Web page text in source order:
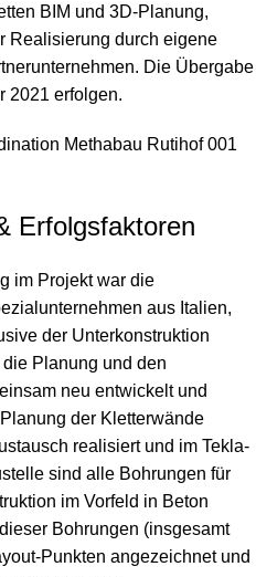
BIM und 3D-Planung,
Realisierung durch eigene
Die Übergabe
2021 erfolgen.
Erfolgsfaktoren
im Projekt war die
aus Italien,
der Unterkonstruktion
Planung und den
neu entwickelt und
der Kletterwände
realisiert und im Tekla-
sind alle Bohrungen für
im Vorfeld in Beton
Bohrungen (insgesamt
Punkten angezeichnet und